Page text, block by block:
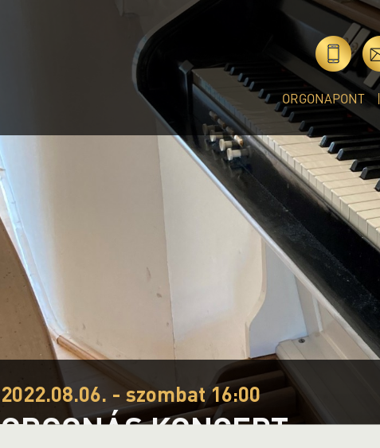
ORGONAPONT
2022.08.06. - szombat 16:00
ORGONÁS KONCERT